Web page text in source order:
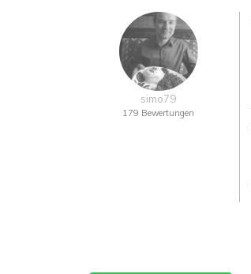
simo79
179 Bewertungen